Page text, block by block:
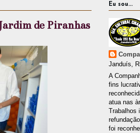
de Piranhas
Eu sou...
Janduís,
A
fins
atua nas
Trabalhos
foi